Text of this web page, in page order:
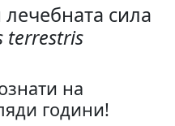
сила
terrestris
на
години!